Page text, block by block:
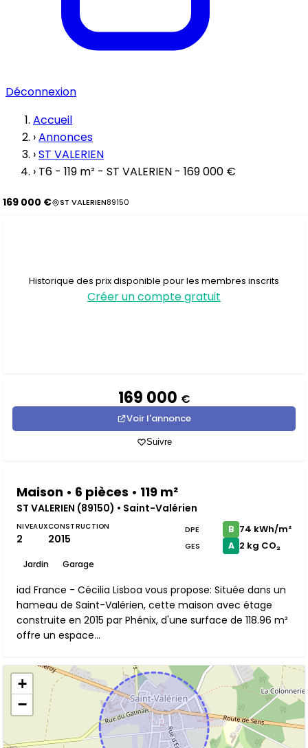
Déconnexion
Accueil
›Annonces
›ST VALERIEN
› T6 - 119 m² - ST VALERIEN - 169 000 €
169 000 € ST VALERIEN89150
Historique des prix disponible pour les membres inscrits
Créer un compte gratuit
169 000 €
Voir l'annonce
Suivre
Maison • 6 pièces • 119 m²
ST VALERIEN (89150) • Saint-Valérien
NIVEAUX
2
CONSTRUCTION
2015
Jardin Garage
DPE B 74 kWh/m²
GES A 2 kg CO₂
iad France - Cécilia Lisboa vous propose: Située dans un
hameau de Saint-Valérien, cette maison avec étage
construite en 2015 par Phénix, d'une surface de 118.96 m²
offre un espace...
+
−